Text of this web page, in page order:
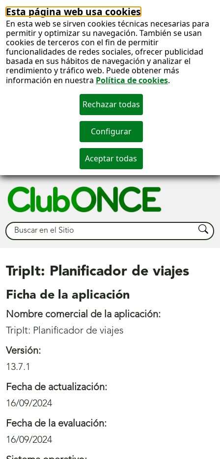
Esta página web usa cookies
En esta web se sirven cookies técnicas necesarias para
permitir y optimizar su navegación. También se usan
cookies de terceros con el fin de permitir
funcionalidades de redes sociales, ofrecer publicidad
basada en sus hábitos de navegación y analizar el
rendimiento y tráfico web. Puede obtener más
información en nuestra Política de cookies.
Buscar Buscar
TripIt: Planificador de viajes
Ficha de la aplicación
Nombre comercial de la aplicación:
TripIt: Planificador de viajes
Versión:
13.7.1
Fecha de actualización:
16/09/2024
Fecha de la evaluación:
16/09/2024